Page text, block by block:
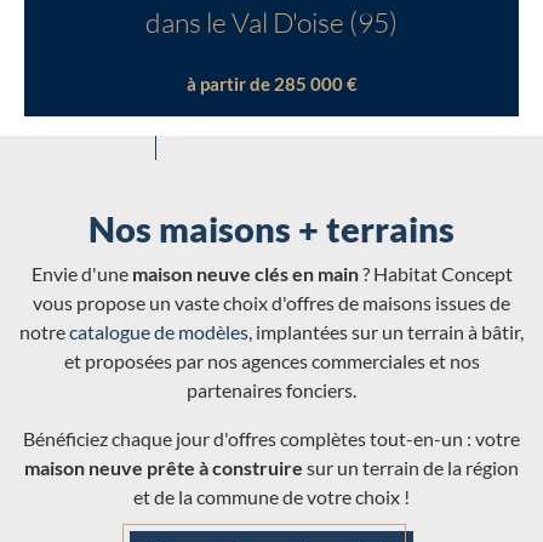
dans le Val D'oise (95)
à partir de 285 000 €
Nos maisons + terrains
Envie d'une maison neuve clés en main? Habitat Concept
vous propose un vaste choix d'offres de maisons issues de
notrecatalogue de modèles, implantées sur un terrain à bâtir,
et proposées par nos agences commerciales et nos
partenaires fonciers.
Bénéficiez chaque jour d'offres complètes tout-en-un : votre
maison neuve prête à construire sur un terrain de la région
et de la commune de votre choix !